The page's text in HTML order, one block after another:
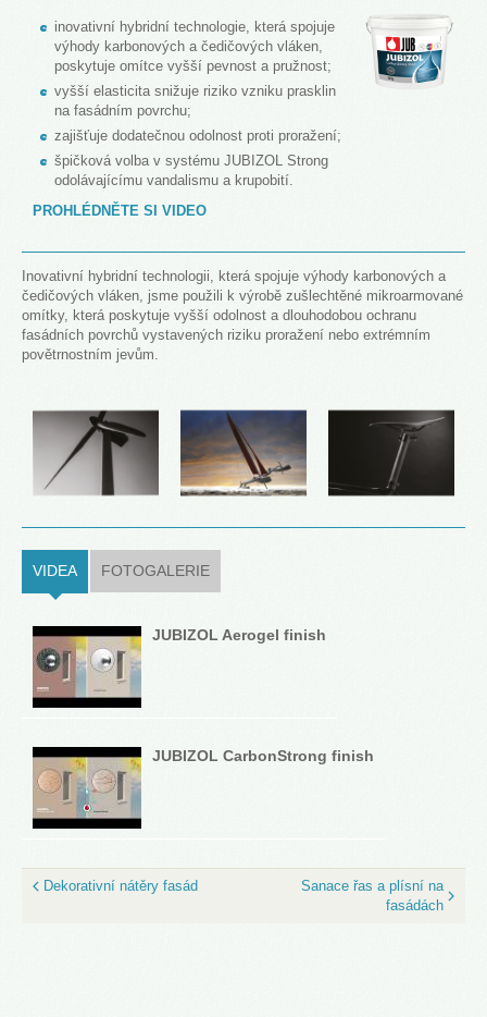
inovativní hybridní technologie, která spojuje
výhody karbonových a čedičových vláken,
poskytuje omítce vyšší pevnost a pružnost;
vyšší elasticita snižuje riziko vzniku prasklin
na fasádním povrchu;
zajišťuje dodatečnou odolnost proti proražení;
špičková volba v systému JUBIZOL Strong
odolávajícímu vandalismu a krupobití.
PROHLÉDNĚTE SI VIDEO
Inovativní hybridní technologii, která spojuje výhody karbonových a
čedičových vláken, jsme použili k výrobě zušlechtěné mikroarmované
omítky, která poskytuje vyšší odolnost a dlouhodobou ochranu
fasádních povrchů vystavených riziku proražení nebo extrémním
povětrnostním jevům.
VIDEA (ACTIVE TAB)
FOTOGALERIE
JUBIZOL Aerogel finish
JUBIZOL CarbonStrong finish
Dekorativní nátěry fasád
Sanace řas a plísní na
fasádách